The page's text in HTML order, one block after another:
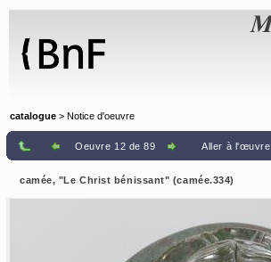
catalogue > Notice d'oeuvre
Oeuvre 12 de 89 Aller à l'œuvre
camée, "Le Christ bénissant" (camée.334)